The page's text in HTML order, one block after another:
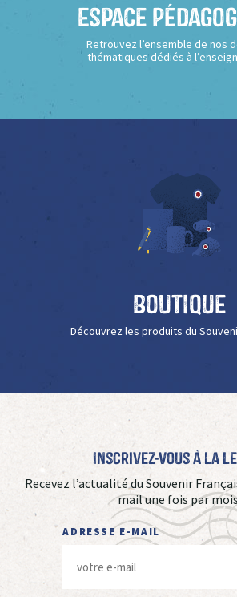
Espace
Retrouvez l’ensemble de nos
thématiques dédiés à
Boutique
Découvrez les produits du
Inscrivez-vous à La
Recevez l’actualité du Souvenir
mail une fois par
ADRESSE E-MAIL